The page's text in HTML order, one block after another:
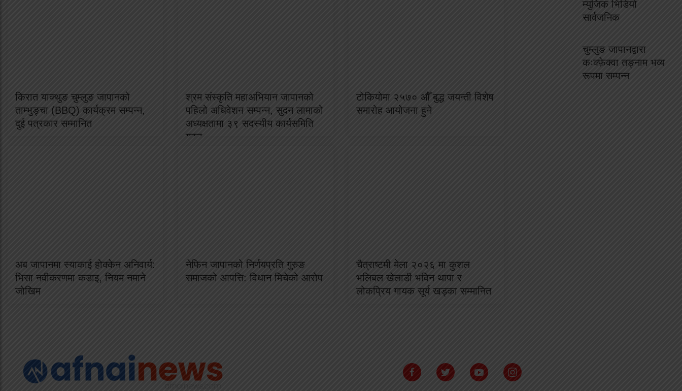
किरात याक्थुङ चुम्लुङ जापानको
ताम्भुङ्चा (BBQ) कार्यक्रम सम्पन्न,
दुई पत्रकार सम्मानित
श्रम संस्कृति महाअभियान जापानको
पहिलो अधिवेशन सम्पन्न, सुदन लामाको
अध्यक्षतामा ३९ सदस्यीय कार्यसमिति
गठन
टोकियोमा २५७० औँ बुद्ध जयन्ती विशेष
समारोह आयोजना हुने
अब जापानमा स्याकाई होक्केन अनिवार्य:
भिसा नवीकरणमा कडाइ, नियम नमाने
जोखिम
नेफिन जापानको निर्णयप्रति गुरुङ
समाजको आपत्ति: विधान मिचेको आरोप
चैत्राष्टमी मेला २०२६ मा कुशल
भलिबल खेलाडी भविन थापा र
लोकप्रिय गायक सूर्य खड्का सम्मानित
म्युजिक भिडियो
सार्वजनिक
चुम्लुङ जापानद्वारा
कःक्फ़ेक्वा तङ्नाम भव्य
रूपमा सम्पन्न